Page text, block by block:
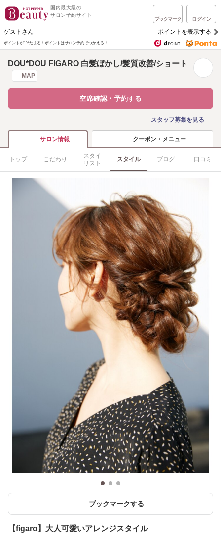
国内最大級の
サロン予約サイト
ブックマーク ログイン
ゲストさん ポイントを表示する
ポイントが1%たまる！ ポイントはサロン予約でつかえる！
DOU*DOU FIGARO 白髪ぼかし/髪質改善/ショート
MAP
空席確認・予約する
スタッフ募集を見る
サロン情報 クーポン・メニュー
トップ こだわり
スタイ
リスト
スタイル ブログ 口コミ
ブックマークする
【figaro】大人可愛いアレンジスタイル